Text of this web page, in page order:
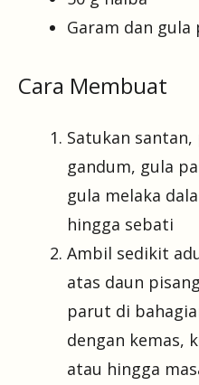
Garam dan gula
Cara Membuat
Satukan
gandum, gula
gula melaka
hingga sebati
Ambil sedikit
atas daun
parut di
dengan kemas,
atau hingga